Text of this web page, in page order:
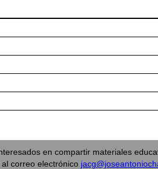
en compartir materiales
correo electrónico